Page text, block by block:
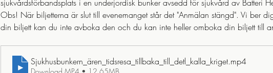
sjukvårdsförbandsplats i en underjordisk bunker avsedd för sjukvård av Batteri
Obs! När biljetterna är slut till evenemanget står det "Anmälan stängd". Vi ber
din biljett kan du inte avboka den och du kan inte heller omboka din biljett till
Sjukhusbunkern_ären_tidsresa_tillbaka_till_detl_kalla_kriget.mp4